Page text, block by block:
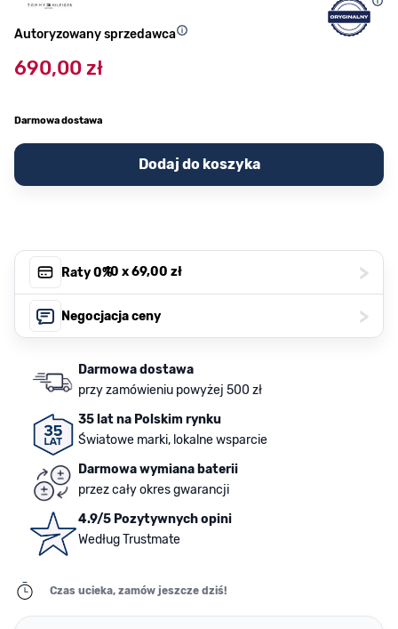
Autoryzowany sprzedawca
690,00 zł
Darmowa dostawa
Dodaj do koszyka
Raty 0%, 10 x69,00 zł >
Negocjacja ceny >
Darmowa dostawa
przy zamówieniu powyżej 500 zł
35 lat na Polskim rynku
Światowe marki, lokalne wsparcie
Darmowa wymiana baterii
przez cały okres gwarancji
4.9/5 Pozytywnych opini
Według Trustmate
Czas ucieka, zamów jeszcze dziś!